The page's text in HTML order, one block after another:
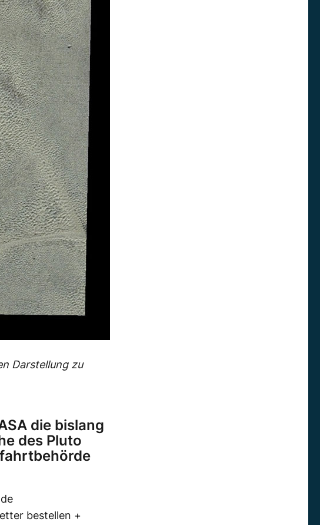
Darstellung zu
die bislang
des Pluto
bestellen +